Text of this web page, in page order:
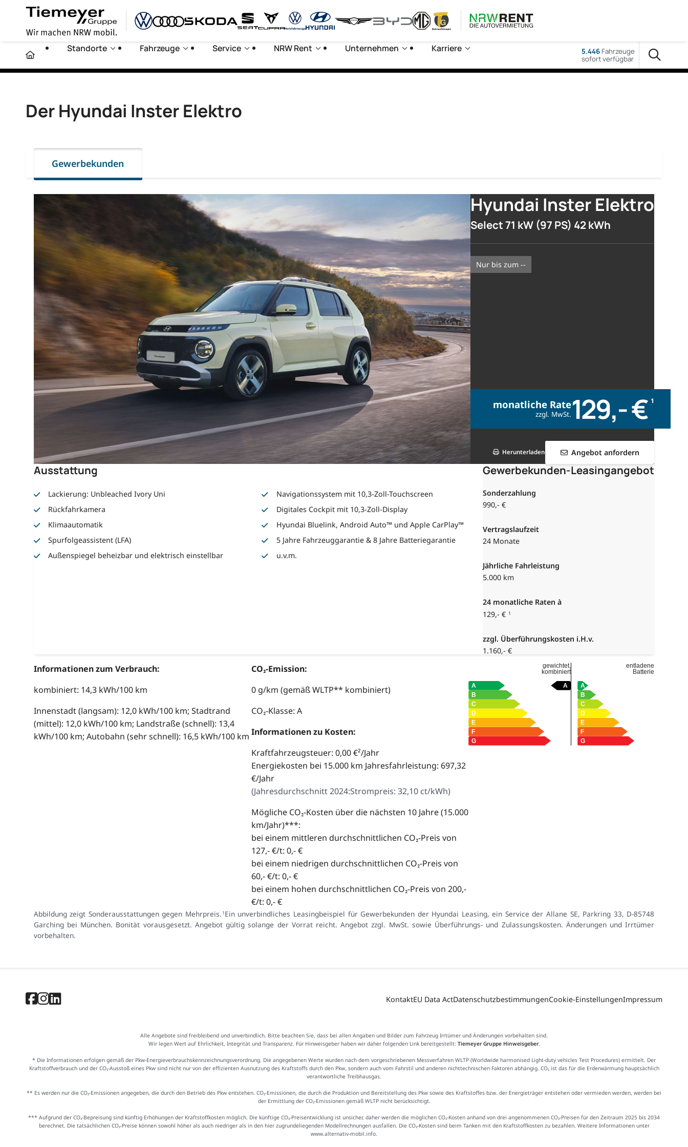
Standorte Fahrzeuge Service NRW Rent Unternehmen Karriere 5.446Fahrzeuge
sofort verfügbar
Der Hyundai Inster Elektro
Gewerbekunden
Hyundai Inster Elektro
Select 71 kW (97 PS) 42 kWh
nur bis zum --
monatliche Rate
zzgl. MwSt.129,- € 1
Herunterladen Angebot anfordern
Ausstattung
Lackierung: Unbleached Ivory Uni
Rückfahrkamera
Klimaautomatik
Spurfolgeassistent (LFA)
Außenspiegel beheizbar und elektrisch einstellbar
Navigationssystem mit 10,3-Zoll-Touchscreen
Digitales Cockpit mit 10,3-Zoll-Display
Hyundai Bluelink, Android Auto™ und Apple CarPlay™
5 Jahre Fahrzeuggarantie & 8 Jahre Batteriegarantie
u.v.m.
Gewerbekunden-Leasingangebot
Sonderzahlung
990,- €
Vertragslaufzeit
24 Monate
Jährliche Fahrleistung
5.000 km
24 monatliche Raten à
129,- € 1
zzgl. Überführungskosten i.H.v.
1.160,- €
Informationen zum Verbrauch:
kombiniert: 14,3 kWh/100 km
Innenstadt (langsam): 12,0 kWh/100 km; Stadtrand
(mittel): 12,0 kWh/100 km; Landstraße (schnell): 13,4
kWh/100 km; Autobahn (sehr schnell): 16,5 kWh/100 km
CO₂-Emission:
0 g/km (gemäß WLTP** kombiniert)
CO₂-Klasse: A
Informationen zu Kosten:
Kraftfahrzeugsteuer: 0,00 €²/Jahr
Energiekosten bei 15.000 km Jahresfahrleistung: 697,32
€/Jahr
(Jahresdurchschnitt 2024:Strompreis: 32,10 ct/kWh)
Mögliche CO₂-Kosten über die nächsten 10 Jahre (15.000
km/Jahr)***:
bei einem mittleren durchschnittlichen CO₂-Preis von
127,- €/t: 0,- €
bei einem niedrigen durchschnittlichen CO₂-Preis von
60,- €/t: 0,- €
bei einem hohen durchschnittlichen CO₂-Preis von 200,-
€/t: 0,- €
gewichtet,
kombiniert
entladene
Batterie
Abbildung zeigt Sonderausstattungen gegen Mehrpreis. 1Ein unverbindliches Leasingbeispiel für Gewerbekunden der Hyundai Leasing, ein Service der Allane SE, Parkring 33, D-85748
Garching bei München. Bonität vorausgesetzt. Angebot gültig solange der Vorrat reicht. Angebot zzgl. MwSt. sowie Überführungs- und Zulassungskosten. Änderungen und Irrtümer
vorbehalten.
KontaktEU Data ActDatenschutzbestimmungenCookie-EinstellungenImpressum
Alle Angebote sind freibleibend und unverbindlich. Bitte beachten Sie, dass bei allen Angaben und Bilder zum Fahrzeug Irrtümer und Änderungen vorbehalten sind.
Wir legen Wert auf Ehrlichkeit, Integrität und Transparenz. Für Hinweisgeber haben wir daher folgenden Link bereitgestellt: Tiemeyer Gruppe Hinweisgeber.
* Die Informationen erfolgen gemäß der Pkw-Energieverbrauchskennzeichnungsverordnung. Die angegebenen Werte wurden nach dem vorgeschriebenen Messverfahren WLTP (Worldwide harmonised Light-duty vehicles Test Procedures) ermittelt. Der
Kraftstoffverbrauch und der CO₂-Ausstoß eines Pkw sind nicht nur von der effizienten Ausnutzung des Kraftstoffs durch den Pkw, sondern auch vom Fahrstil und anderen nichttechnischen Faktoren abhängig. CO₂ ist das für die Erderwärmung hauptsächlich
verantwortliche Treibhausgas.
** Es werden nur die CO₂-Emissionen angegeben, die durch den Betrieb des Pkw entstehen. CO₂-Emissionen, die durch die Produktion und Bereitstellung des Pkw sowie des Kraftstoffes bzw. der Energieträger entstehen oder vermieden werden, werden bei
der Ermittlung der CO₂-Emissionen gemäß WLTP nicht berücksichtigt.
*** Aufgrund der CO₂-Bepreisung sind künftig Erhöhungen der Kraftstoffkosten möglich. Die künftige CO₂-Preisentwicklung ist unsicher, daher werden die möglichen CO₂-Kosten anhand von drei angenommenen CO₂-Preisen für den Zeitraum 2025 bis 2034
berechnet. Die tatsächlichen CO₂-Preise können sowohl höher als auch niedriger als in den hier zugrundeliegenden Modellrechnungen ausfallen. Die CO₂-Kosten sind beim Tanken mit den Kraftstoffkosten zu bezahlen. Weitere Informationen unter
www.alternativ-mobil.info.